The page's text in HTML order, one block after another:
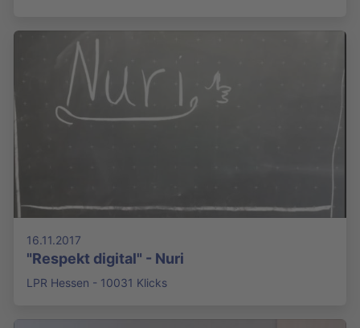
16.11.2017
"Respekt digital" - Nuri
LPR Hessen - 10031 Klicks